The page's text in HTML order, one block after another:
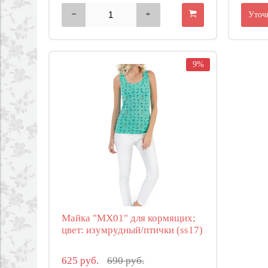
9%
Майка "МХ01" для кормящих;
цвет: изумрудный/птички (ss17)
625 руб. 690 руб.